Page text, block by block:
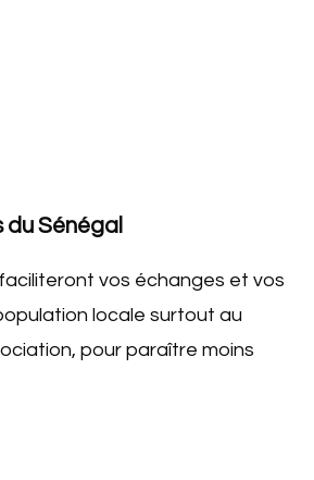
du Sénégal
vos échanges et vos
locale surtout au
pour paraître moins